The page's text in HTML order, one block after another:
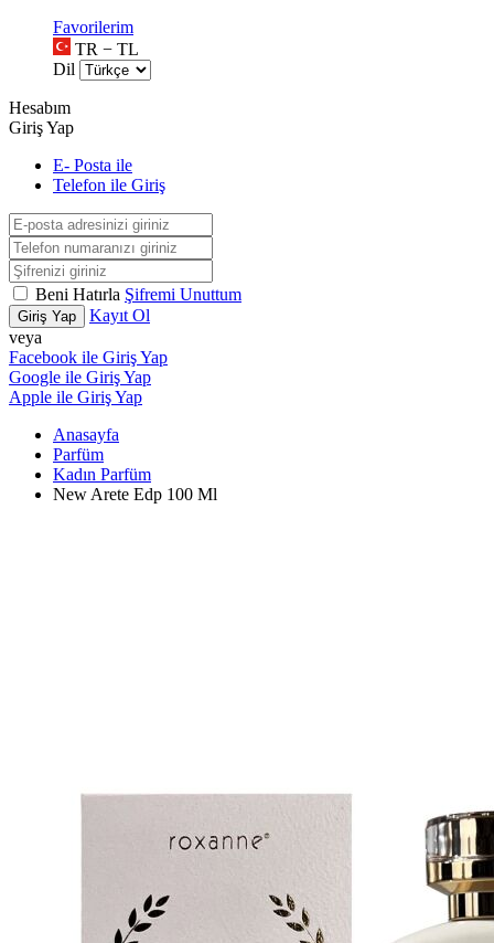
Favorilerim
TR − TL
Dil
Hesabım
Giriş Yap
E- Posta ile
Telefon ile Giriş
Beni Hatırla Şifremi Unuttum
Giriş Yap
Kayıt Ol
veya
Facebook ile Giriş Yap
Google ile Giriş Yap
Apple ile Giriş Yap
Anasayfa
Parfüm
Kadın Parfüm
New Arete Edp 100 Ml